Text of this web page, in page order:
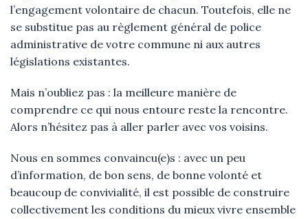
l’engagement volontaire de chacun. Toutefois, elle ne
se substitue pas au règlement général de police
administrative de votre commune ni aux autres
législations existantes.
Mais n’oubliez pas : la meilleure manière de
comprendre ce qui nous entoure reste la rencontre.
Alors n’hésitez pas à aller parler avec vos voisins.
Nous en sommes convaincu(e)s : avec un peu
d’information, de bon sens, de bonne volonté et
beaucoup de convivialité, il est possible de construire
collectivement les conditions du mieux vivre ensemble